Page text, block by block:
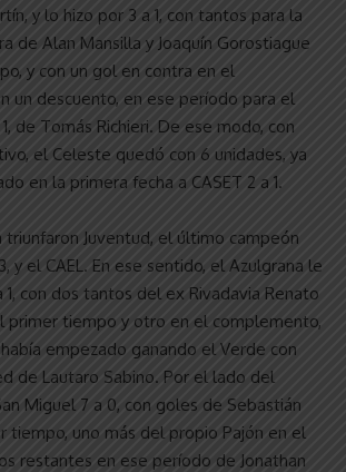
y lo hizo por 3 a 1, con tantos para la
de Alan Mansilla y Joaquín Gorostiague
y con un gol en contra en el
un descuento, en ese período para el
de Tomás Richieri. De ese modo, con
el Celeste quedó con 6 unidades, ya
en la primera fecha a CASET 2 a 1.
triunfaron Juventud, el último campeón
y el CAEL. En ese sentido, el Azulgrana le
1, con dos tantos del ex Rivadavia Renato
primer tiempo y otro en el complemento,
empezado ganando el Verde con
de Lautaro Sabino. Por el lado del
Miguel 7 a 0, con goles de Sebastián
tiempo, uno más del propio Pajón en el
restantes en ese período de Jonathan